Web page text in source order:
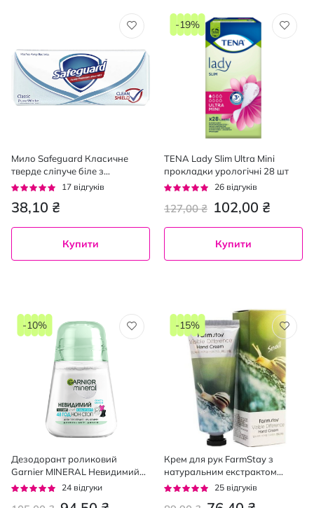
Мило Safeguard Класичне
тверде сліпуче біле з
антибактеріальним ефектом
Рейтинг:
17 відгуків
38,10 ₴
Купити
TENA Lady Slim Ultra Mini
прокладки урологічні 28 шт
Рейтинг:
26 відгуків
102,00 ₴
127,00 ₴
-19%
Купити
Дезодорант роликовий
Garnier MINERAL Невидимий
48 год, 50 мл
Рейтинг:
24 відгуки
-10%
Крем для рук FarmStay з
натуральним екстрактом
равлика 100мл
Рейтинг:
25 відгуків
-15%